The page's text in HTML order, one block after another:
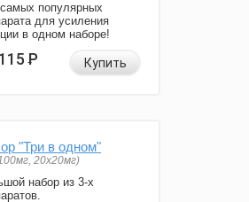
популярных
для усиления
в одном наборе!
Р Купить
"Три в одном"
20x20мг)
набор из 3-х